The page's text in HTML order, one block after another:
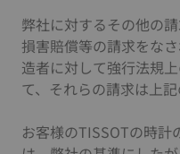
弊社に対するその他の
損害賠償等の請求をな
造者に対して強行法規
て、それらの請求は上
お客様のTISSOTの時計